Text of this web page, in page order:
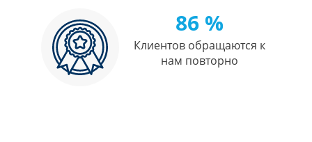
86 %
Клиентов обращаются к
нам повторно